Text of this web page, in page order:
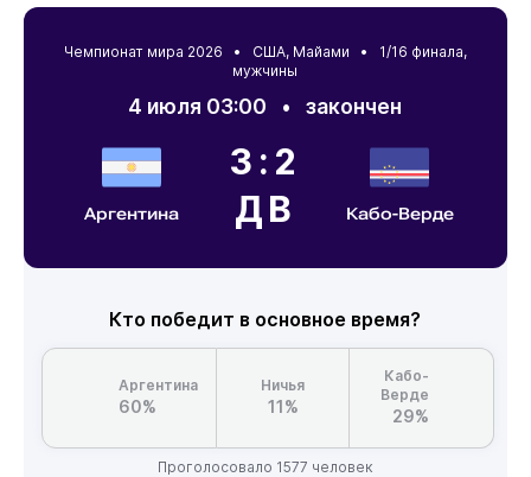
Чемпионат мира 2026 • США, Майами • 1/16 финала,
мужчины
4 июля 03:00 •закончен
Аргентина
3:2
ДВ
Кабо-Верде
Кто победит в основное время?
Аргентина
60%
Ничья
11%
Кабо-
Верде
29%
Проголосовало 1577 человек